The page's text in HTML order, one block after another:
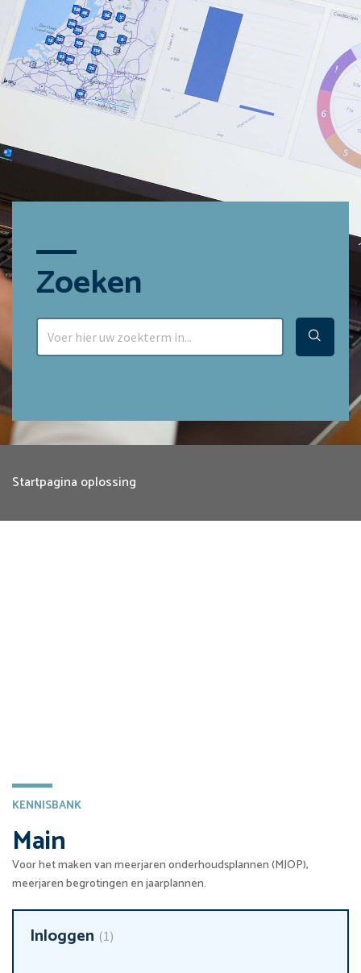
Zoeken
Startpagina oplossing
KENNISBANK
Main
Voor het maken van meerjaren onderhoudsplannen (MJOP),
meerjaren begrotingen en jaarplannen.
Inloggen 1